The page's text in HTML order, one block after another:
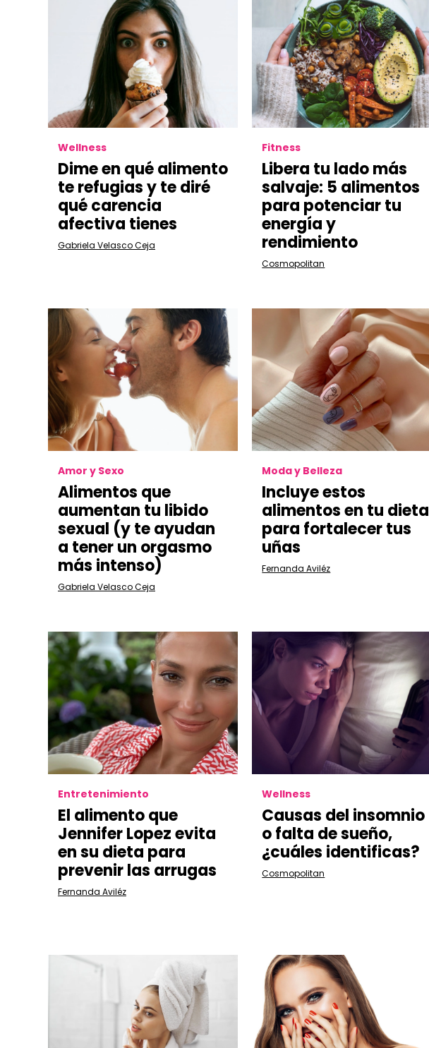
Wellness
Dime en qué alimento
te refugias y te diré
qué carencia
afectiva tienes
Gabriela Velasco Ceja
Fitness
Libera tu lado más
salvaje: 5 alimentos
para potenciar tu
energía y
rendimiento
Cosmopolitan
Amor y Sexo
Alimentos que
aumentan tu libido
sexual (y te ayudan
a tener un orgasmo
más intenso)
Gabriela Velasco Ceja
Moda y Belleza
Incluye estos
alimentos en tu dieta
para fortalecer tus
uñas
Fernanda Aviléz
Entretenimiento
El alimento que
Jennifer Lopez evita
en su dieta para
prevenir las arrugas
Fernanda Aviléz
Wellness
Causas del insomnio
o falta de sueño,
¿cuáles identificas?
Cosmopolitan